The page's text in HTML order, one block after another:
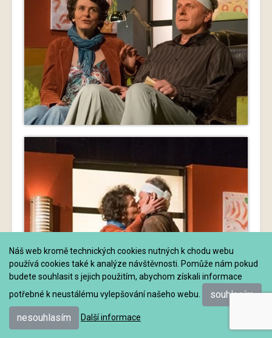
Náš web kromě technických cookies nutných k chodu webu
používá cookies také k analýze návštěvnosti. Pomůže nám pokud
budete souhlasit s jejich použitím, abychom získali informace
potřebné k neustálému vylepšování našeho webu.
souhlasím
nesouhlasím
Další informace